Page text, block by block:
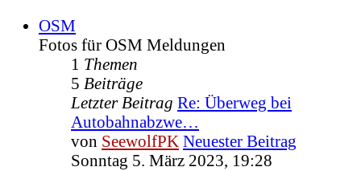
OSM
Fotos für OSM Meldungen
1 Themen
5 Beiträge
Letzter Beitrag Re: Überweg bei
Autobahnabzwe…
von SeewolfPK Neuester Beitrag
Sonntag 5. März 2023, 19:28